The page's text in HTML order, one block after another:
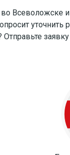
Всеволожске